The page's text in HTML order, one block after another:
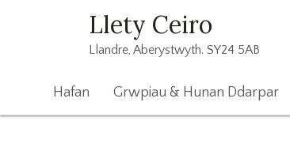
Llety Ceiro
Llandre, Aberystwyth. SY24 5AB
Hafan Grwpiau & Hunan Ddarpar